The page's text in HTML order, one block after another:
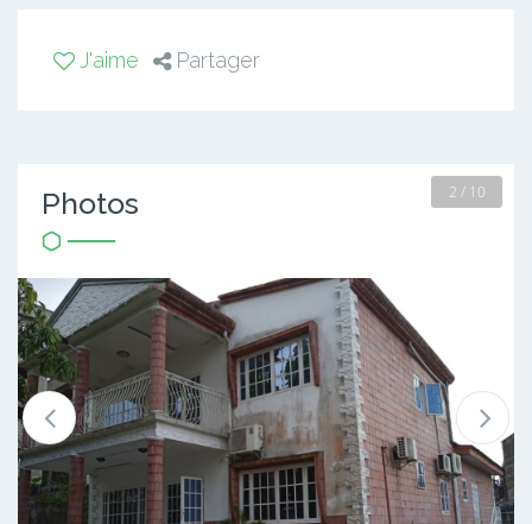
J'aime Partager
Photos 2 / 10